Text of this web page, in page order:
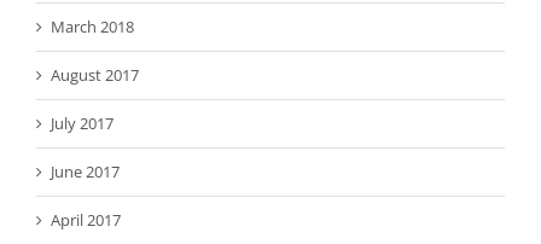
March 2018
August 2017
July 2017
June 2017
April 2017